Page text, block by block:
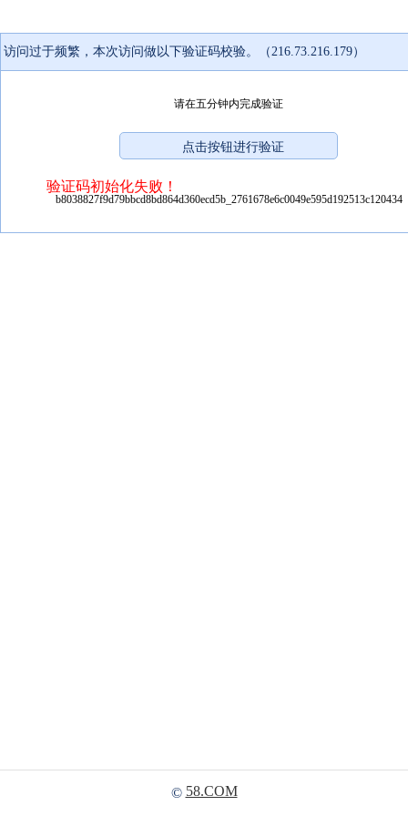
访问过于频繁，本次访问做以下验证码校验。（216.73.216.179）
请在五分钟内完成验证
验证码初始化失败！
b8038827f9d79bbcd8bd864d360ecd5b_2761678e6c0049e595d192513c120434
© 58.COM